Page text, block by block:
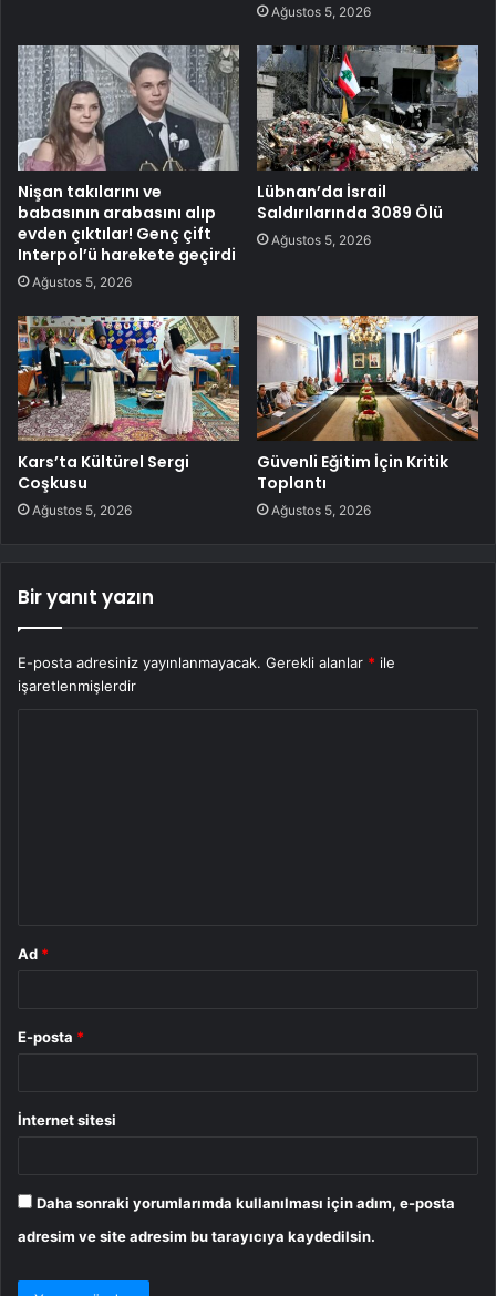
Ağustos 5, 2026
Nişan takılarını ve
babasının arabasını alıp
evden çıktılar! Genç çift
Interpol’ü harekete geçirdi
Ağustos 5, 2026
Lübnan’da İsrail
Saldırılarında 3089 Ölü
Ağustos 5, 2026
Kars’ta Kültürel Sergi
Coşkusu
Ağustos 5, 2026
Güvenli Eğitim İçin Kritik
Toplantı
Ağustos 5, 2026
Bir yanıt yazın
E-posta adresiniz yayınlanmayacak. Gerekli alanlar * ile
işaretlenmişlerdir
Ad *
E-posta *
İnternet sitesi
Daha sonraki yorumlarımda kullanılması için adım, e-posta
adresim ve site adresim bu tarayıcıya kaydedilsin.